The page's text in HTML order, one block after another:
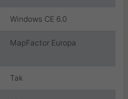
Windows CE 6.0
MapFactor Europa
Tak